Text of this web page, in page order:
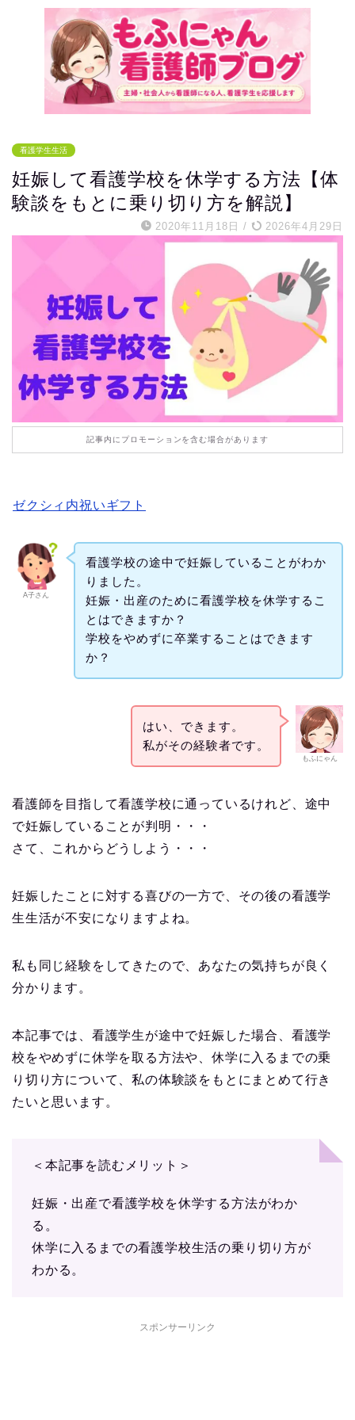
看護学生生活
妊娠して看護学校を休学する方法【体
験談をもとに乗り切り方を解説】
2020年11月18日 / 2026年4月29日
記事内にプロモーションを含む場合があります
ゼクシィ内祝いギフト
A子さん
看護学校の途中で妊娠していることがわか
りました。
妊娠・出産のために看護学校を休学するこ
とはできますか？
学校をやめずに卒業することはできます
か？
もふにゃん
はい、できます。
私がその経験者です。
看護師を目指して看護学校に通っているけれど、途中
で妊娠していることが判明・・・
さて、これからどうしよう・・・
妊娠したことに対する喜びの一方で、その後の看護学
生生活が不安になりますよね。
私も同じ経験をしてきたので、あなたの気持ちが良く
分かります。
本記事では、看護学生が途中で妊娠した場合、看護学
校をやめずに休学を取る方法や、休学に入るまでの乗
り切り方について、私の体験談をもとにまとめて行き
たいと思います。
＜本記事を読むメリット＞
妊娠・出産で看護学校を休学する方法がわか
る。
休学に入るまでの看護学校生活の乗り切り方が
わかる。
スポンサーリンク